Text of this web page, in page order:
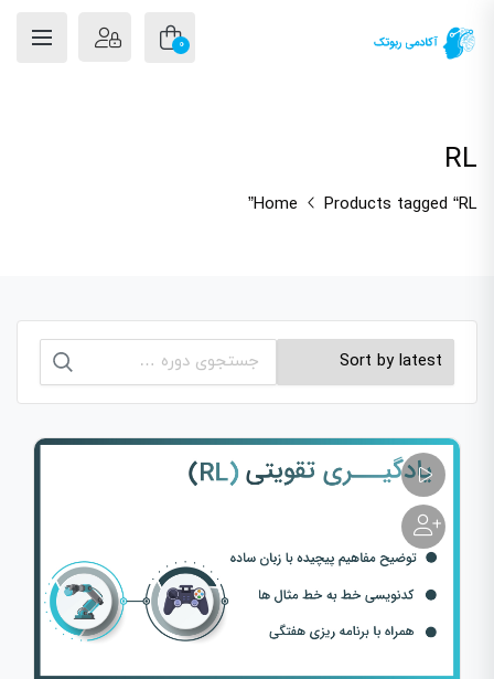
0
RL
Home Products tagged “RL”
جستجو
برای: